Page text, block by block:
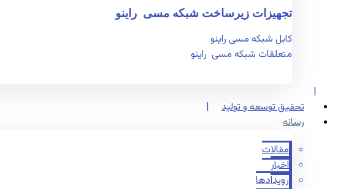
تجهیزات زیر‌ساخت شبکه مسی راینو
کابل شبکه مسی راینو
متعلقات شبکه مسی راینو
تحقیق توسعه و تولید
رسانه
مقالات
اخبار
رویدادها